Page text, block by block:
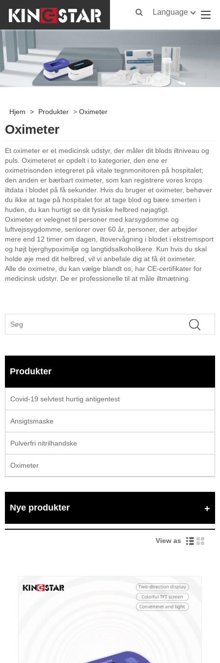
Language
Hjem > Produkter > Oximeter
Oximeter
Et oximeter er et medicinsk udstyr, der måler dit blods iltniveau og
puls. Oximeteret er opdelt i to kategorier, den ene er
oximetrisonden integreret på vitale tegnmonitoren på hospitalet;
den anden er bærbart oximeter, som kan registrere vores krops
iltdata i blodet på få sekunder. Hvis du bruger et oximeter, behøver
du ikke at tage på hospitalet for at tage blod og bære smerten i
huden, du kan hurtigt se dit fysiske helbred nøjagtigt.
Oximeter er velegnet til personer med karsygdomme og
luftvejssygdomme, seniorer over 60 år, personer, der arbejder
mere end 12 timer om dagen, iltovervågning i blodet i ekstremsport
og højt bjerghypoximiljø og langtidsalkoholikere. Kun hvis du skal
holde øje med dit helbred, vil vi anbefale dig at få ét oximeter.
Alle de oximetre, du kan vælge blandt os, har CE-certifikater for
medicinsk udstyr. De er professionelle til at måle iltmætning.
Produkter
Covid-19 selvtest hurtig antigentest
Ansigtsmaske
Pulverfri nitrilhandske
Oximeter
Nye produkter
View as